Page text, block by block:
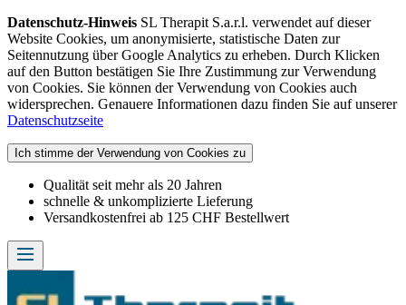
Datenschutz-Hinweis SL Therapit S.a.r.l. verwendet auf dieser
Website Cookies, um anonymisierte, statistische Daten zur
Seitennutzung über Google Analytics zu erheben. Durch Klicken
auf den Button bestätigen Sie Ihre Zustimmung zur Verwendung
von Cookies. Sie können der Verwendung von Cookies auch
widersprechen. Genauere Informationen dazu finden Sie auf unserer
Datenschutzseite
Ich stimme der Verwendung von Cookies zu
Qualität seit mehr als 20 Jahren
schnelle & unkomplizierte Lieferung
Versandkostenfrei ab 125 CHF Bestellwert